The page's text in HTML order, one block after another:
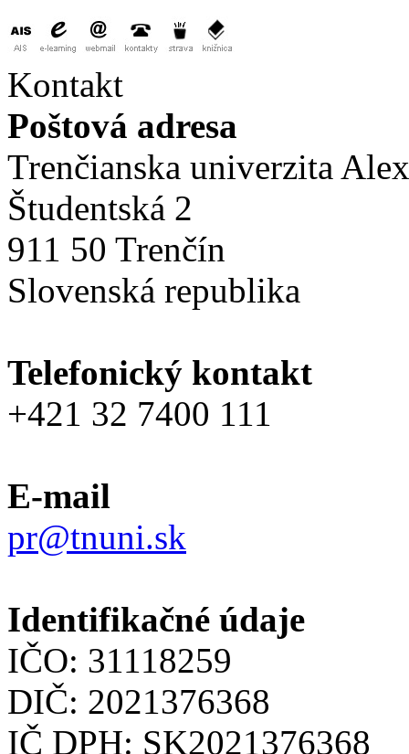
Kontakt
Poštová adresa
Trenčianska univerzita
Študentská 2
911 50 Trenčín
Slovenská republika
Telefonický kontakt
+421 32 7400 111
E-mail
pr@tnuni.sk
Identifikačné údaje
IČO: 31118259
DIČ: 2021376368
IČ DPH: SK2021376368